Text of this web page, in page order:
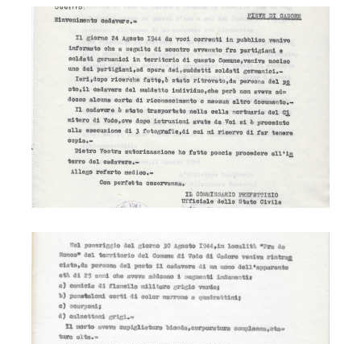
Partigiano Stiz
Partigiano Stiz